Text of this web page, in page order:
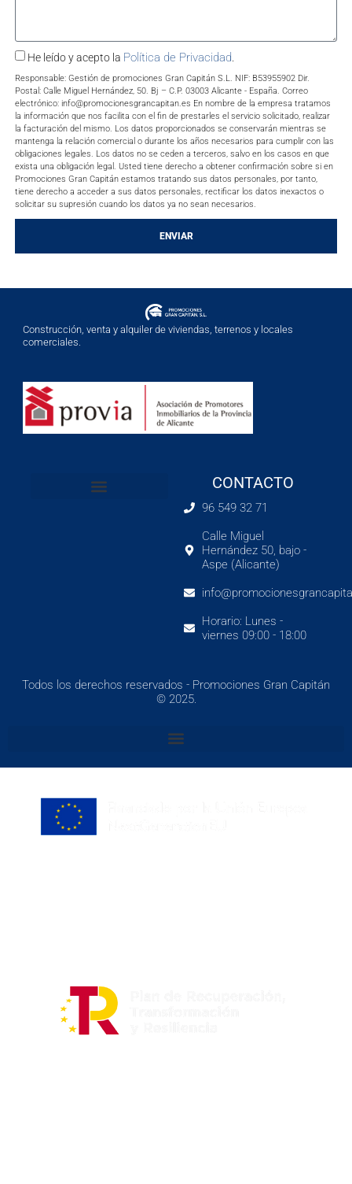
He leído y acepto la Política de Privacidad
Responsable: Gestión de promociones Gran Capitán S.L. NIF: B53955902 Dir.
Postal: Calle Miguel Hernández, 50. Bj – C.P. 03003 Alicante - España. Correo
electrónico: info@promocionesgrancapitan.es En nombre de la empresa tratamos
la información que nos facilita con el fin de prestarles el servicio solicitado, realizar
la facturación del mismo. Los datos proporcionados se conservarán mientras se
mantenga la relación comercial o durante los años necesarios para cumplir con las
obligaciones legales. Los datos no se ceden a terceros, salvo en los casos en que
exista una obligación legal. Usted tiene derecho a obtener confirmación sobre si en
Promociones Gran Capitán estamos tratando sus datos personales, por tanto,
tiene derecho a acceder a sus datos personales, rectificar los datos inexactos o
solicitar su supresión cuando los datos ya no sean necesarios.
ENVIAR
Construcción, venta y alquiler de viviendas, terrenos y locales
comerciales.
CONTACTO
96 549 32 71
Calle Miguel
Hernández 50, bajo -
Aspe (Alicante)
Horario: Lunes -
viernes 09:00 - 18:00
Todos los derechos reservados - Promociones Gran Capitán
© 2025.